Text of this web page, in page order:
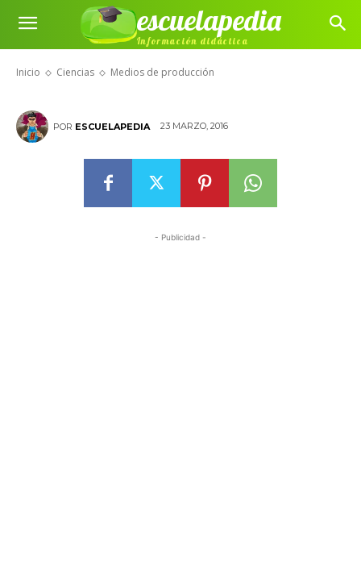
escuelapedia
Información didáctica
Inicio Ciencias Medios de producción
Medios de producción
POR ESCUELAPEDIA 23 MARZO, 2016
- Publicidad -